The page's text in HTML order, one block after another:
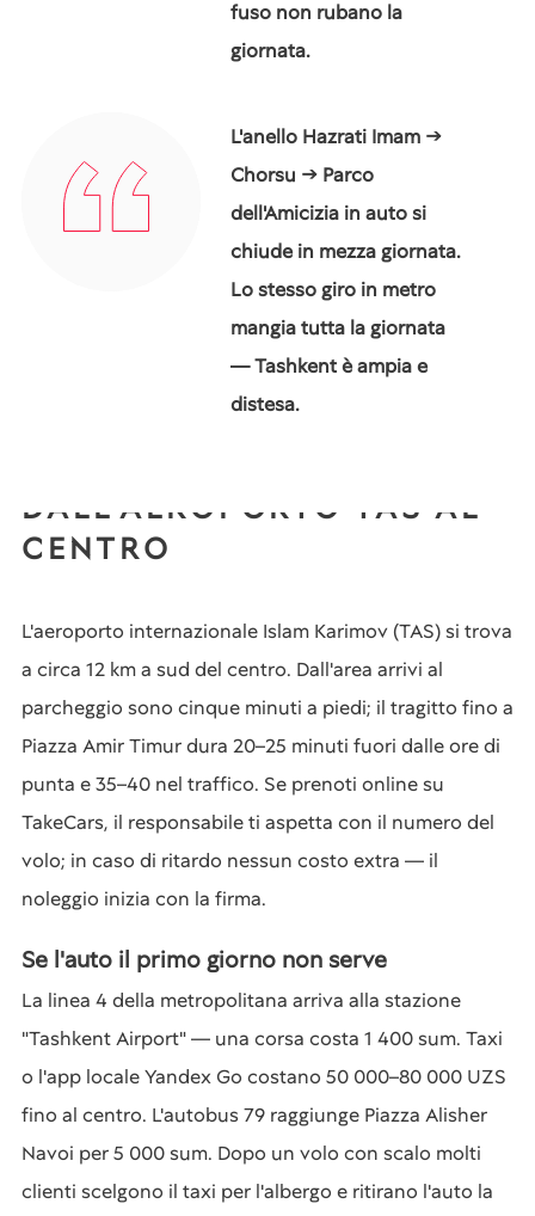
fuso non rubano la
giornata.
L'anello Hazrati Imam →
Chorsu → Parco
dell'Amicizia in auto si
chiude in mezza giornata.
Lo stesso giro in metro
mangia tutta la giornata
— Tashkent è ampia e
distesa.
DALL'AEROPORTO TAS AL
CENTRO
L'aeroporto internazionale Islam Karimov (TAS) si trova
a circa 12 km a sud del centro. Dall'area arrivi al
parcheggio sono cinque minuti a piedi; il tragitto fino a
Piazza Amir Timur dura 20–25 minuti fuori dalle ore di
punta e 35–40 nel traffico. Se prenoti online su
TakeCars, il responsabile ti aspetta con il numero del
volo; in caso di ritardo nessun costo extra — il
noleggio inizia con la firma.
Se l'auto il primo giorno non serve
La linea 4 della metropolitana arriva alla stazione
"Tashkent Airport" — una corsa costa 1 400 sum. Taxi
o l'app locale Yandex Go costano 50 000–80 000 UZS
fino al centro. L'autobus 79 raggiunge Piazza Alisher
Navoi per 5 000 sum. Dopo un volo con scalo molti
clienti scelgono il taxi per l'albergo e ritirano l'auto la